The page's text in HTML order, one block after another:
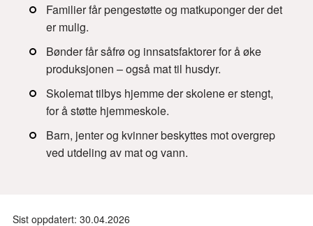
Familier får pengestøtte og matkuponger der det
er mulig.
Bønder får såfrø og innsatsfaktorer for å øke
produksjonen – også mat til husdyr.
Skolemat tilbys hjemme der skolene er stengt,
for å støtte hjemmeskole.
Barn, jenter og kvinner beskyttes mot overgrep
ved utdeling av mat og vann.
Sist oppdatert: 30.04.2026